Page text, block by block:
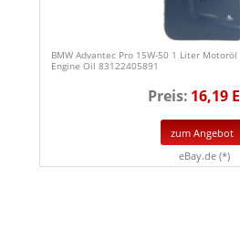
BMW Advantec Pro 15W-50 1 Liter
Engine Oil 83122405891
Preis: 16,19
zum Angebot
eBay.de (*)